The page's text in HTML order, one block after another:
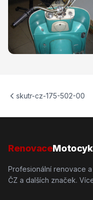
skutr-cz-175-502-00
Renovace
Profesionální renovace
ČZ a dalších značek.